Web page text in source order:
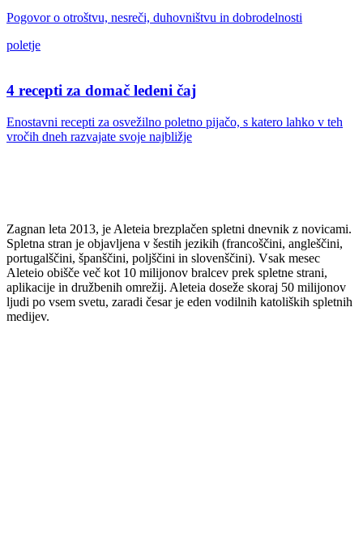
Pogovor o otroštvu, nesreči, duhovništvu in dobrodelnosti
poletje
4 recepti za domač ledeni čaj
Enostavni recepti za osvežilno poletno pijačo, s katero lahko v teh
vročih dneh razvajate svoje najbližje
Zagnan leta 2013, je Aleteia brezplačen spletni dnevnik z novicami.
Spletna stran je objavljena v šestih jezikih (francoščini, angleščini,
portugalščini, španščini, poljščini in slovenščini). Vsak mesec
Aleteio obišče več kot 10 milijonov bralcev prek spletne strani,
aplikacije in družbenih omrežij. Aleteia doseže skoraj 50 milijonov
ljudi po vsem svetu, zaradi česar je eden vodilnih katoliških spletnih
medijev.